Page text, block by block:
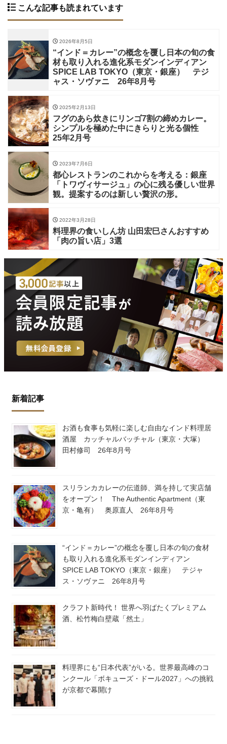
こんな記事も読まれています
2026年8月5日
“インド＝カレー”の概念を覆し日本の旬の食
材も取り入れる進化系モダンインディアン
SPICE LAB TOKYO（東京・銀座） テジ
ャス・ソヴァニ 26年8月号
2025年2月13日
フグのあら炊きにリンゴ7割の締めカレー。
シンプルを極めた中にきらりと光る個性
25年2月号
2023年7月6日
都心レストランのこれからを考える：銀座
「トワヴィサージュ」の心に残る優しい世界
観。提案するのは新しい贅沢の形。
2022年3月28日
料理界の食いしん坊 山田宏巳さんおすすめ
「肉の旨い店」3選
新着記事
お酒も食事も気軽に楽しむ自由なインド料理居
酒屋 カッチャルバッチャル（東京・大塚）
田村修司 26年8月号
スリランカカレーの伝道師、満を持して実店舗
をオープン！ The Authentic Apartment（東
京・亀有） 奥原直人 26年8月号
“インド＝カレー”の概念を覆し日本の旬の食材
も取り入れる進化系モダンインディアン
SPICE LAB TOKYO（東京・銀座） テジャ
ス・ソヴァニ 26年8月号
クラフト新時代！ 世界へ羽ばたくプレミアム
酒、松竹梅白壁蔵「然土」
料理界にも“日本代表”がいる。世界最高峰のコ
ンクール「ボキューズ・ドール2027」への挑戦
が京都で幕開け